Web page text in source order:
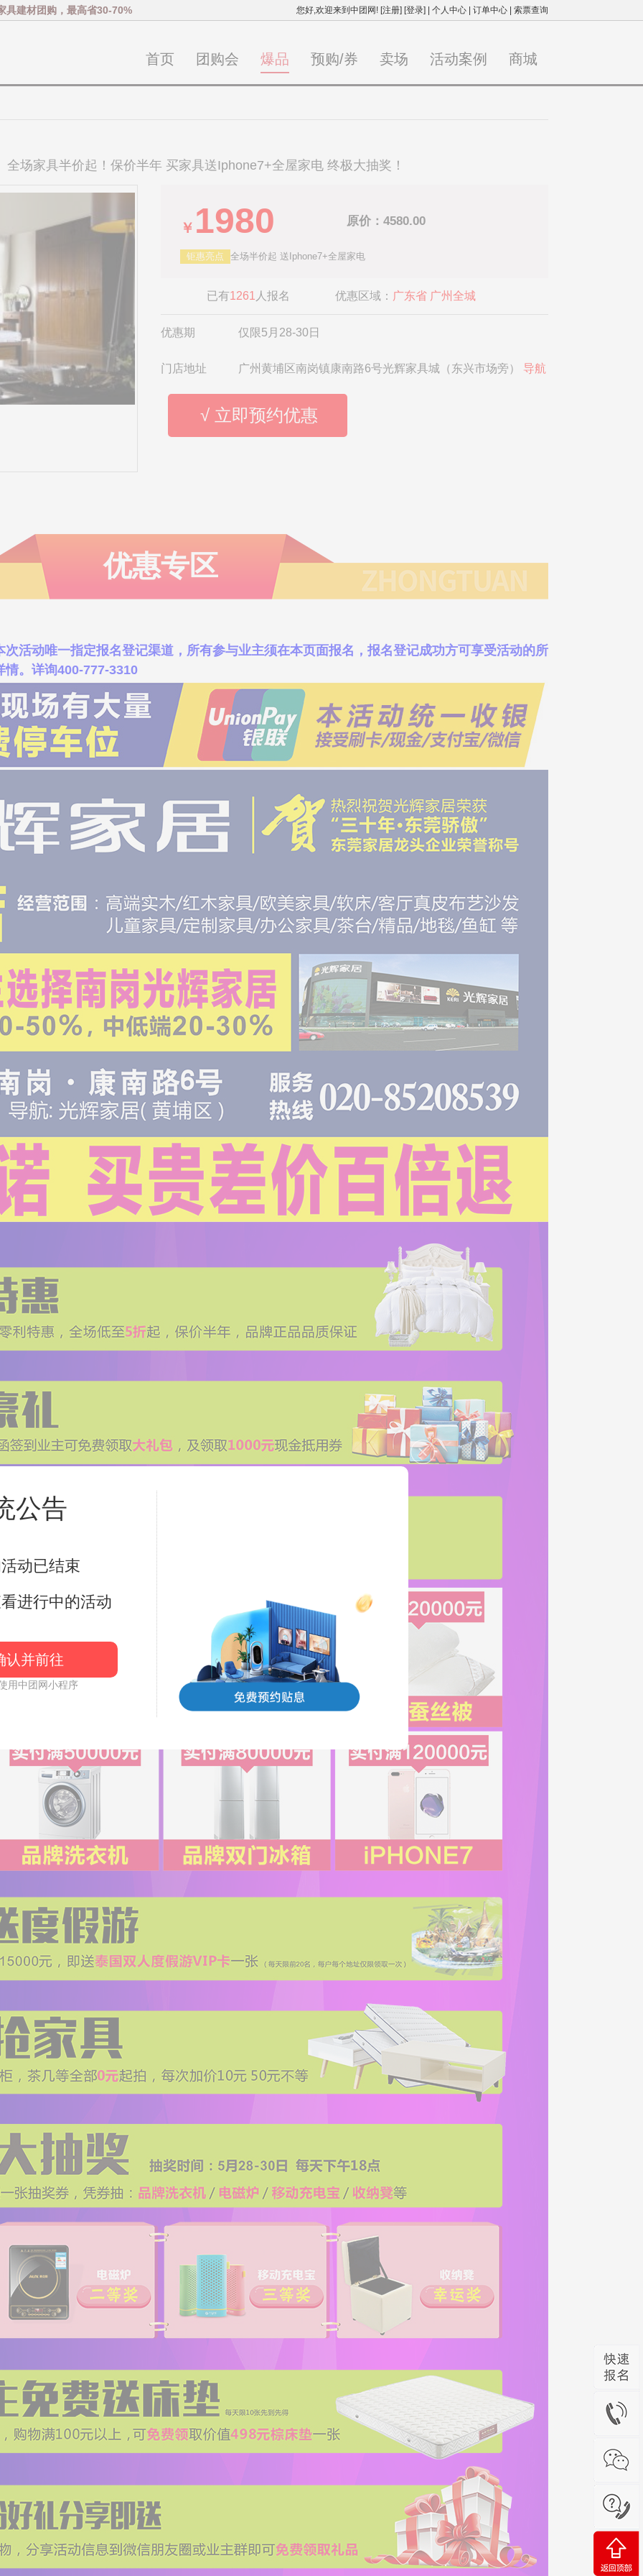
具建材团购，最高省30-70% 您好,欢迎来到中团网! [注册] [登录] 个人中心 订单中心 索票查询
首页 团购会 爆品 预购/券 卖场 活动案例 商城
场家具半价起！保价半年 买家具送Iphone7+全屋家电 终极大抽奖！
￥ 1980 原价：4580.00
钜惠亮点 全场半价起 送Iphone7+全屋家电
已有1261 人报名 优惠区域： 广东省 广州全城
优惠期 仅限5月28-30日
门店地址 广州黄埔区南岗镇康南路6号光辉家具城（东兴市场旁） 导航
√ 立即预约优惠
优惠专区
活动唯一指定报名登记渠道，所有参与业主须在本页面报名，报名登记成功方可享受活动的所
情。详询400-777-3310
公告
动已结束
进行中的活动
认并前往
用中团网小程序